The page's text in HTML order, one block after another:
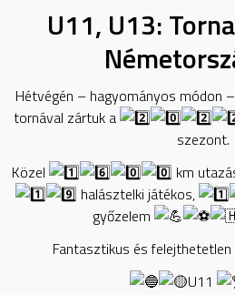
U11, U13:
Hétvégén – hagyományos módon
tornával zártuk a
szezont.
Közel
km
halásztelki játékos,
győzelem
Fantasztikus és felejthetetlen
U11